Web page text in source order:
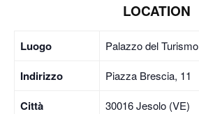
LOCATION
Luogo Palazzo del Turismo
Indirizzo Piazza Brescia, 11
Città 30016 Jesolo (VE)